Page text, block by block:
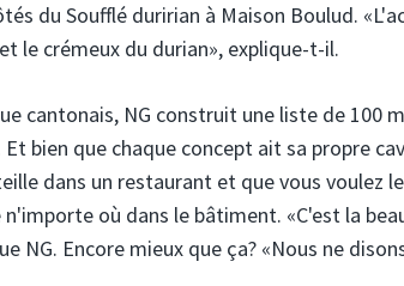
du Soufflé duririan à Maison Boulud.
le crémeux du durian», explique-t-il.
cantonais, NG construit une liste de 100
bien que chaque concept ait sa propre
dans un restaurant et que vous voulez
où dans le bâtiment. «C'est la
NG. Encore mieux que ça? «Nous ne